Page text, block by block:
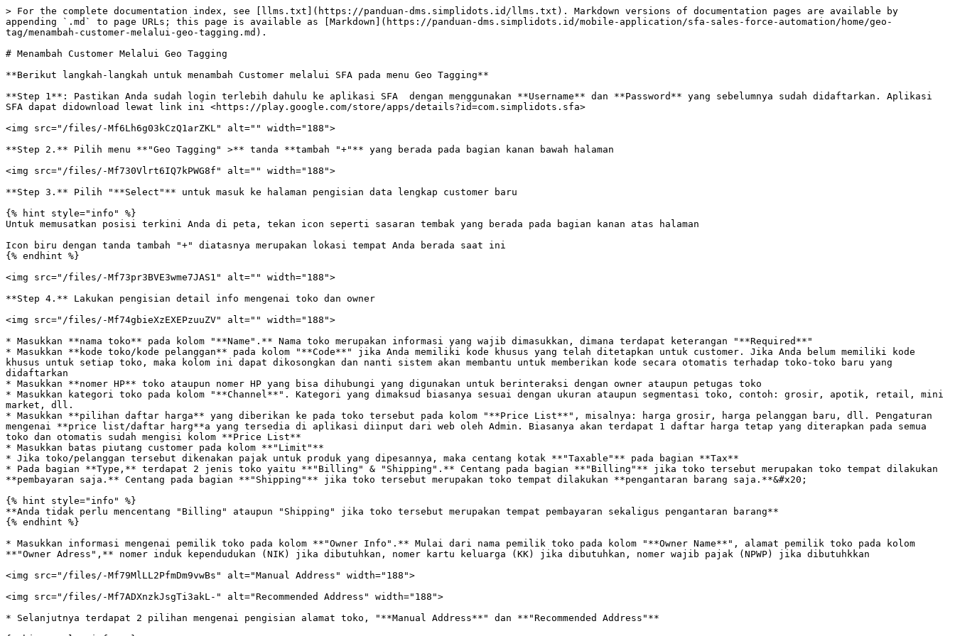
> For the complete documentation index, see [llms.txt](https://panduan-dms.simplidots.id/llms.txt). Markdown versions of documentation pages are available by
appending `.md` to page URLs; this page is available as [Markdown](https://panduan-dms.simplidots.id/mobile-application/sfa-sales-force-automation/home/geo-
tag/menambah-customer-melalui-geo-tagging.md).
# Menambah Customer Melalui Geo Tagging
**Berikut langkah-langkah untuk menambah Customer melalui SFA pada menu Geo Tagging**
**Step 1**: Pastikan Anda sudah login terlebih dahulu ke aplikasi SFA  dengan menggunakan **Username** dan **Password** yang sebelumnya sudah didaftarkan. Aplikasi
SFA dapat didownload lewat link ini <https://play.google.com/store/apps/details?id=com.simplidots.sfa>
<img src="/files/-Mf6Lh6g03kCzQ1arZKL" alt="" width="188">
**Step 2.** Pilih menu **"Geo Tagging" >** tanda **tambah "+"** yang berada pada bagian kanan bawah halaman
<img src="/files/-Mf730Vlrt6IQ7kPWG8f" alt="" width="188">
**Step 3.** Pilih "**Select"** untuk masuk ke halaman pengisian data lengkap customer baru
{% hint style="info" %}
Untuk memusatkan posisi terkini Anda di peta, tekan icon seperti sasaran tembak yang berada pada bagian kanan atas halaman
Icon biru dengan tanda tambah "+" diatasnya merupakan lokasi tempat Anda berada saat ini
{% endhint %}
<img src="/files/-Mf73pr3BVE3wme7JAS1" alt="" width="188">
**Step 4.** Lakukan pengisian detail info mengenai toko dan owner
<img src="/files/-Mf74gbieXzEXEPzuuZV" alt="" width="188">
* Masukkan **nama toko** pada kolom "**Name".** Nama toko merupakan informasi yang wajib dimasukkan, dimana terdapat keterangan "**Required**"
* Masukkan **kode toko/kode pelanggan** pada kolom "**Code**" jika Anda memiliki kode khusus yang telah ditetapkan untuk customer. Jika Anda belum memiliki kode
khusus untuk setiap toko, maka kolom ini dapat dikosongkan dan nanti sistem akan membantu untuk memberikan kode secara otomatis terhadap toko-toko baru yang
didaftarkan
* Masukkan **nomer HP** toko ataupun nomer HP yang bisa dihubungi yang digunakan untuk berinteraksi dengan owner ataupun petugas toko
* Masukkan kategori toko pada kolom "**Channel**". Kategori yang dimaksud biasanya sesuai dengan ukuran ataupun segmentasi toko, contoh: grosir, apotik, retail, mini
market, dll.
* Masukkan **pilihan daftar harga** yang diberikan ke pada toko tersebut pada kolom "**Price List**", misalnya: harga grosir, harga pelanggan baru, dll. Pengaturan
mengenai **price list/daftar harg**a yang tersedia di aplikasi diinput dari web oleh Admin. Biasanya akan terdapat 1 daftar harga tetap yang diterapkan pada semua
toko dan otomatis sudah mengisi kolom **Price List**
* Masukkan batas piutang customer pada kolom **"Limit"**
* Jika toko/pelanggan tersebut dikenakan pajak untuk produk yang dipesannya, maka centang kotak **"Taxable"** pada bagian **Tax**
* Pada bagian **Type,** terdapat 2 jenis toko yaitu **"Billing" & "Shipping".** Centang pada bagian **"Billing"** jika toko tersebut merupakan toko tempat dilakukan
**pembayaran saja.** Centang pada bagian **"Shipping"** jika toko tersebut merupakan toko tempat dilakukan **pengantaran barang saja.**&#x20;
{% hint style="info" %}
**Anda tidak perlu mencentang "Billing" ataupun "Shipping" jika toko tersebut merupakan tempat pembayaran sekaligus pengantaran barang**
{% endhint %}
* Masukkan informasi mengenai pemilik toko pada kolom **"Owner Info".** Mulai dari nama pemilik toko pada kolom "**Owner Name**", alamat pemilik toko pada kolom
**"Owner Adress",** nomer induk kependudukan (NIK) jika dibutuhkan, nomer kartu keluarga (KK) jika dibutuhkan, nomer wajib pajak (NPWP) jika dibutuhkkan
<img src="/files/-Mf79MlLL2PfmDm9vwBs" alt="Manual Address" width="188">
<img src="/files/-Mf7ADXnzkJsgTi3akL-" alt="Recommended Address" width="188">
* Selanjutnya terdapat 2 pilihan mengenai pengisian alamat toko, "**Manual Address**" dan **"Recommended Address"**